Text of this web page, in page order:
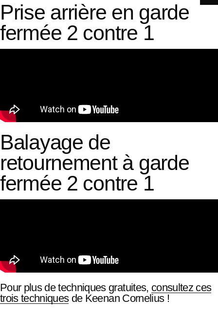
Prise arrière en garde
fermée 2 contre 1
Balayage de
retournement à garde
fermée 2 contre 1
Pour plus de techniques gratuites, consultez ces
trois techniquesde Keenan Cornelius !